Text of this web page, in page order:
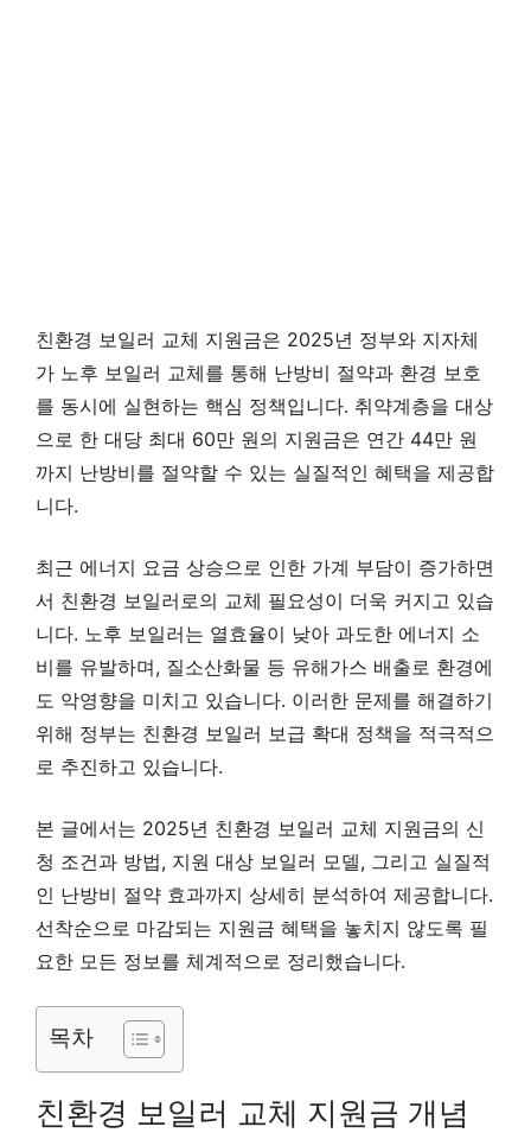
친환경 보일러 교체 지원금은 2025년 정부와 지자체
가 노후 보일러 교체를 통해 난방비 절약과 환경 보호
를 동시에 실현하는 핵심 정책입니다. 취약계층을 대상
으로 한 대당 최대 60만 원의 지원금은 연간 44만 원
까지 난방비를 절약할 수 있는 실질적인 혜택을 제공합
니다.
최근 에너지 요금 상승으로 인한 가계 부담이 증가하면
서 친환경 보일러로의 교체 필요성이 더욱 커지고 있습
니다. 노후 보일러는 열효율이 낮아 과도한 에너지 소
비를 유발하며, 질소산화물 등 유해가스 배출로 환경에
도 악영향을 미치고 있습니다. 이러한 문제를 해결하기
위해 정부는 친환경 보일러 보급 확대 정책을 적극적으
로 추진하고 있습니다.
본 글에서는 2025년 친환경 보일러 교체 지원금의 신
청 조건과 방법, 지원 대상 보일러 모델, 그리고 실질적
인 난방비 절약 효과까지 상세히 분석하여 제공합니다.
선착순으로 마감되는 지원금 혜택을 놓치지 않도록 필
요한 모든 정보를 체계적으로 정리했습니다.
목차
친환경 보일러 교체 지원금 개념